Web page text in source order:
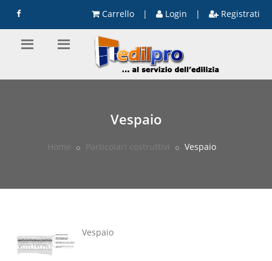
Carrello | Login | Registrati
Vespaio
Home Particolari costruttivi Vespaio
Vespaio